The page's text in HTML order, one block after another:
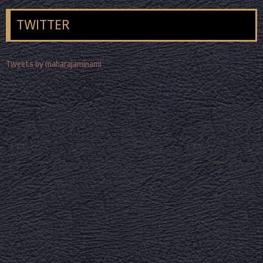
TWITTER
Tweets by maharajaminami